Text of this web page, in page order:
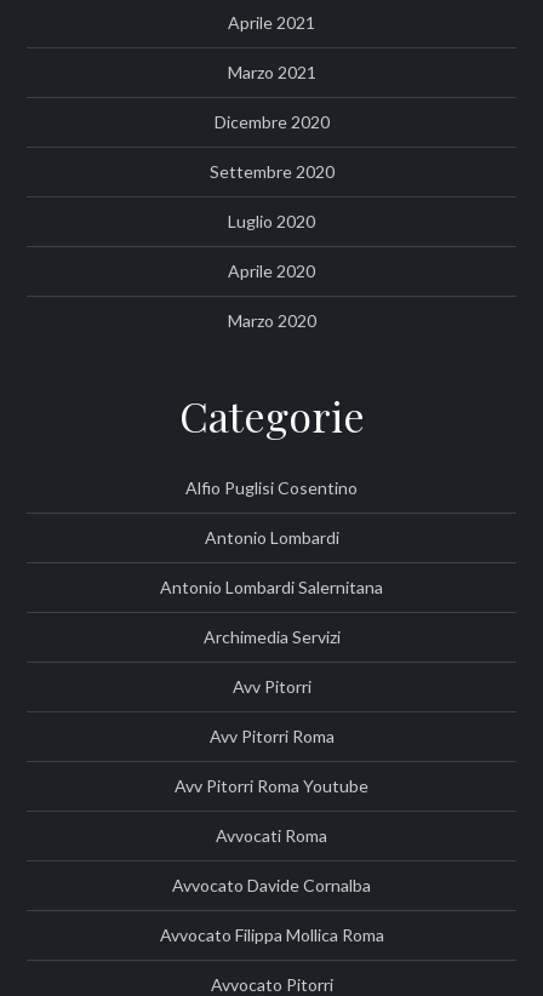
Aprile 2021
Marzo 2021
Dicembre 2020
Settembre 2020
Luglio 2020
Aprile 2020
Marzo 2020
Categorie
Alfio Puglisi Cosentino
Antonio Lombardi
Antonio Lombardi Salernitana
Archimedia Servizi
Avv Pitorri
Avv Pitorri Roma
Avv Pitorri Roma Youtube
Avvocati Roma
Avvocato Davide Cornalba
Avvocato Filippa Mollica Roma
Avvocato Pitorri